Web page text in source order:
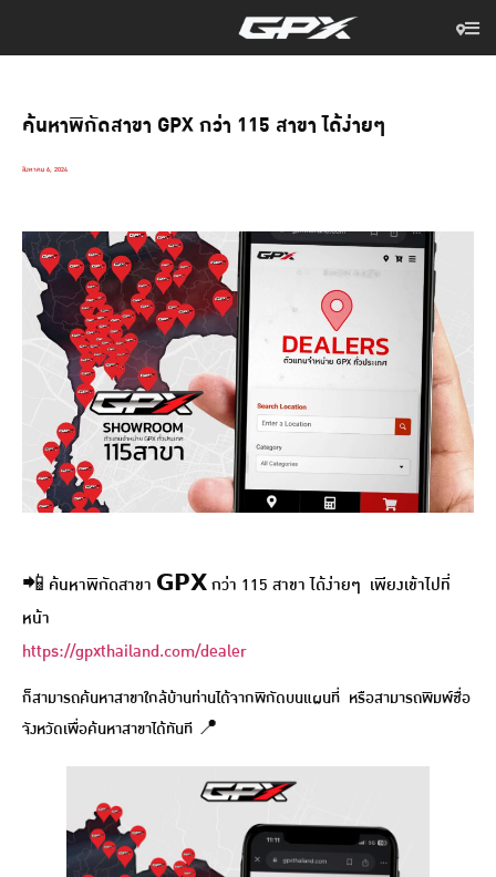
ค้นหาพิกัดสาขา GPX กว่า 115 สาขา ได้ง่ายๆ
สิงหาคม 6, 2024
📲 ค้นหาพิกัดสาขา 𝗚𝗣𝗫 กว่า 115 สาขา ได้ง่ายๆ เพียงเข้าไปที่
หน้า
https://gpxthailand.com/dealer
ก็สามารถค้นหาสาขาใกล้บ้านท่านได้จากพิกัดบนแผนที่ หรือสามารถพิมพ์ชื่อ
จังหวัดเพื่อค้นหาสาขาได้ทันที 📍